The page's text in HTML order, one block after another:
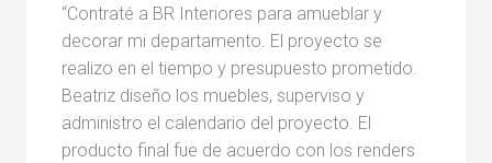
“Contraté a BR Interiores para amueblar y
decorar mi departamento. El proyecto se
realizo en el tiempo y presupuesto prometido.
Beatriz diseño los muebles, superviso y
administro el calendario del proyecto. El
producto final fue de acuerdo con los renders